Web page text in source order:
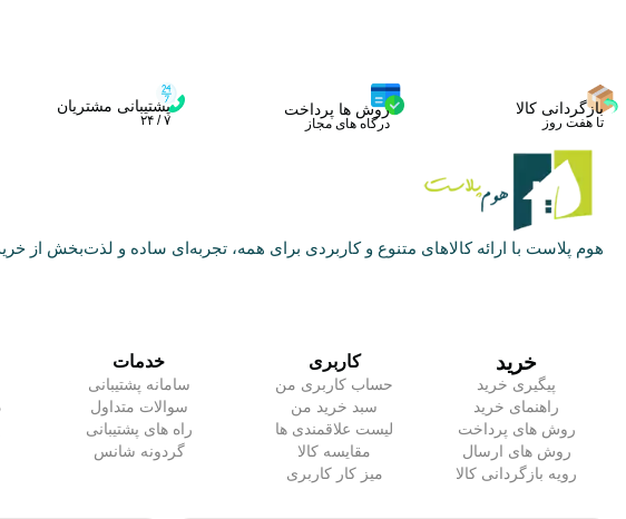
بازگردانی کالا
تا هفت روز
روش ها پرداخت
درگاه های مجاز
پشتیبانی مشتریان
۷ / ۲۴
هوم پلاست با ارائه کالاهای متنوع و کاربردی برای همه، تجربه‌ای ساده و لذت‌بخش از
خرید
پیگیری خرید
راهنمای خرید
روش های پرداخت
روش های ارسال
رویه بازگردانی کالا
کاربری
حساب کاربری من
سبد خرید من
لیست علاقمندی ها
مقایسه کالا
میز کار کاربری
خدمات
سامانه پشتیبانی
سوالات متداول
راه های پشتیبانی
گردونه شانس